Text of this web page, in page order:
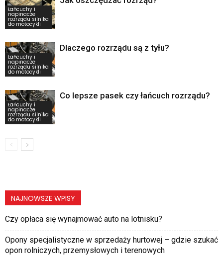
Łańcuchy i
napinacze
rozrządu silnika
do motocykli
Łańcuchy i
napinacze
rozrządu silnika
do motocykli
Dlaczego rozrządu są z tyłu?
Łańcuchy i
napinacze
rozrządu silnika
do motocykli
Co lepsze pasek czy łańcuch rozrządu?
NAJNOWSZE WPISY
Czy opłaca się wynajmować auto na lotnisku?
Opony specjalistyczne w sprzedaży hurtowej – gdzie szukać
opon rolniczych, przemysłowych i terenowych